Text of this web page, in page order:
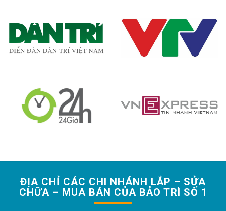
ĐỊA CHỈ CÁC CHI NHÁNH LẮP – SỬA
CHỮA – MUA BÁN CỦA BẢO TRÌ SỐ 1